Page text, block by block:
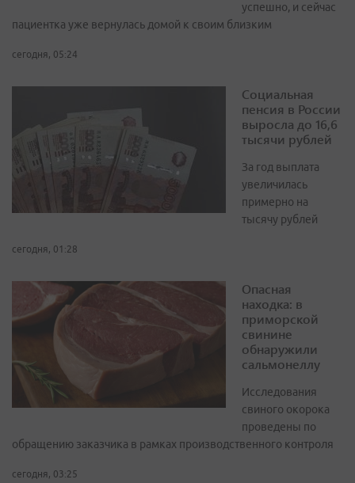
успешно, и сейчас
пациентка уже вернулась домой к своим близким
сегодня, 05:24
Социальная
пенсия в России
выросла до 16,6
тысячи рублей
За год выплата
увеличилась
примерно на
тысячу рублей
сегодня, 01:28
Опасная
находка: в
приморской
свинине
обнаружили
сальмонеллу
Исследования
свиного окорока
проведены по
обращению заказчика в рамках производственного контроля
сегодня, 03:25